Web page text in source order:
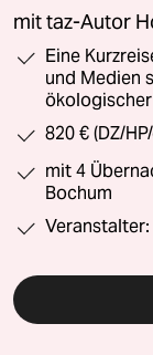
mit taz-Autor
Eine
und Medien
ökologischer
820 € (DZ/
mit 4
Bochum
Veranstalter: